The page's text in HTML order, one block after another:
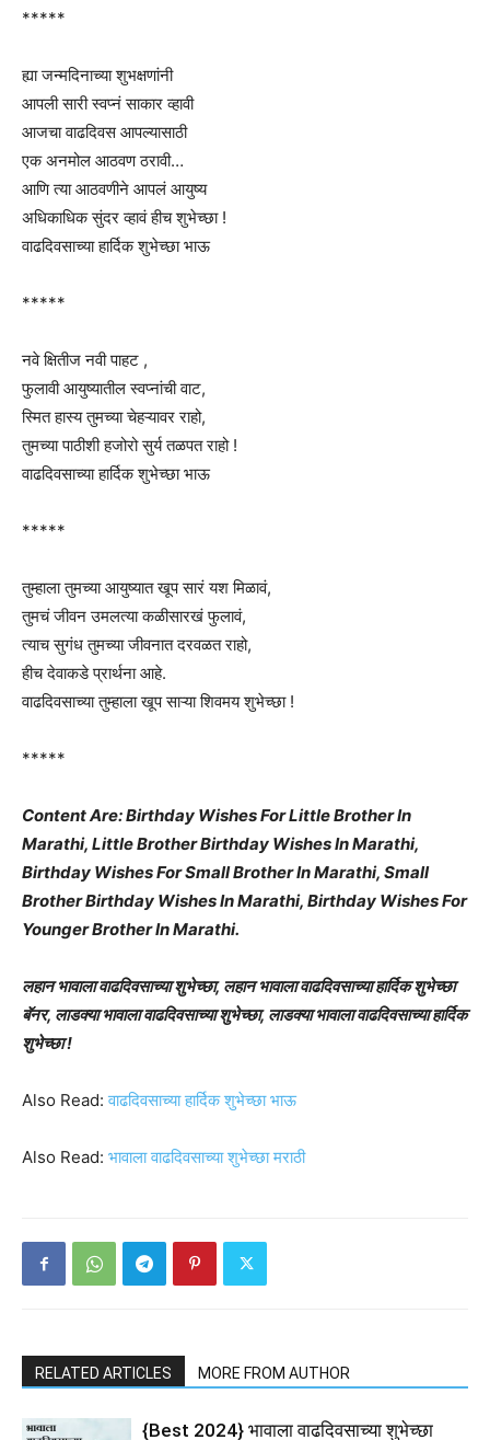
*****
ह्या जन्मदिनाच्या शुभक्षणांनी
आपली सारी स्वप्नं साकार व्हावी
आजचा वाढदिवस आपल्यासाठी
एक अनमोल आठवण ठरावी…
आणि त्या आठवणीने आपलं आयुष्य
अधिकाधिक सुंदर व्हावं हीच शुभेच्छा !
वाढदिवसाच्या हार्दिक शुभेच्छा भाऊ
*****
नवे क्षितीज नवी पाहट ,
फुलावी आयुष्यातील स्वप्नांची वाट,
स्मित हास्य तुमच्या चेहऱ्यावर राहो,
तुमच्या पाठीशी हजोरो सुर्य तळपत राहो !
वाढदिवसाच्या हार्दिक शुभेच्छा भाऊ
*****
तुम्हाला तुमच्या आयुष्यात खूप सारं यश मिळावं,
तुमचं जीवन उमलत्या कळीसारखं फुलावं,
त्याच सुगंध तुमच्या जीवनात दरवळत राहो,
हीच देवाकडे प्रार्थना आहे.
वाढदिवसाच्या तुम्हाला खूप साऱ्या शिवमय शुभेच्छा !
*****
Content Are: Birthday Wishes For Little Brother In
Marathi, Little Brother Birthday Wishes In Marathi,
Birthday Wishes For Small Brother In Marathi, Small
Brother Birthday Wishes In Marathi, Birthday Wishes For
Younger Brother In Marathi.
लहान भावाला वाढदिवसाच्या शुभेच्छा, लहान भावाला वाढदिवसाच्या हार्दिक शुभेच्छा
बॅनर, लाडक्या भावाला वाढदिवसाच्या शुभेच्छा, लाडक्या भावाला वाढदिवसाच्या हार्दिक
शुभेच्छा !
Also Read:वाढदिवसाच्या हार्दिक शुभेच्छा भाऊ
Also Read: भावाला वाढदिवसाच्या शुभेच्छा मराठी
RELATED ARTICLES MORE FROM AUTHOR
{Best 2024} भावाला वाढदिवसाच्या शुभेच्छा